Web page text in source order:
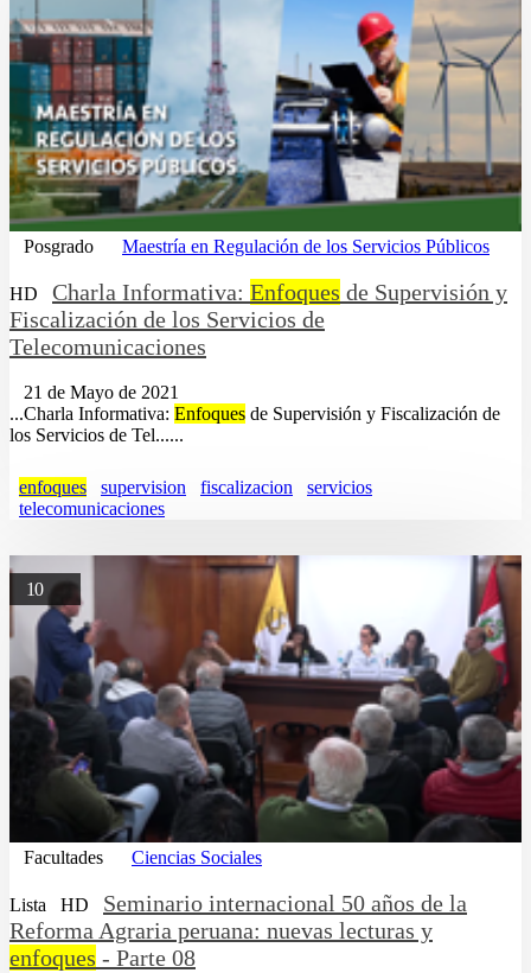
Posgrado Maestría en Regulación de los Servicios Públicos
HD Charla Informativa: Enfoques de Supervisión y
Fiscalización de los Servicios de
Telecomunicaciones
21 de Mayo de 2021
...Charla Informativa: Enfoques de Supervisión y Fiscalización de
los Servicios de Tel......
enfoques supervision fiscalizacion
servicios
telecomunicaciones
10
Facultades Ciencias Sociales
Lista HD
Seminario internacional 50 años de la
Reforma Agraria peruana: nuevas lecturas y
enfoques - Parte 08